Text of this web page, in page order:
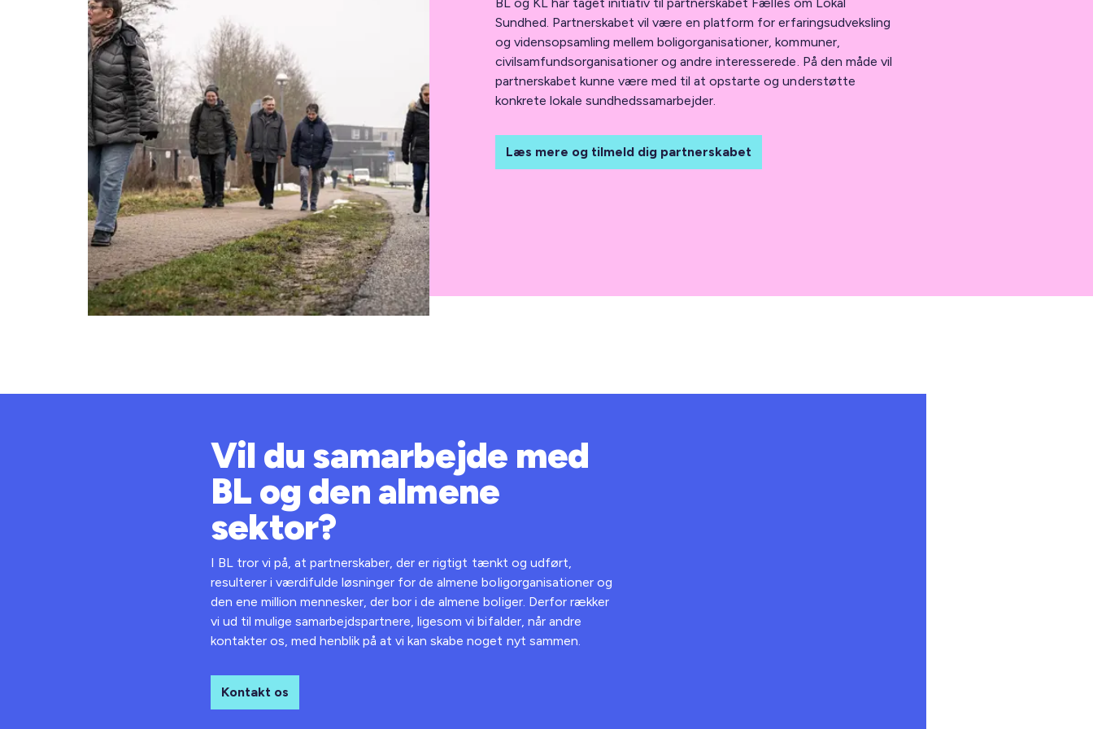
Sundhed. Partnerskabet vil være en platform for erfaringsudveksling
og vidensopsamling mellem boligorganisationer, kommuner,
civilsamfundsorganisationer og andre interesserede. På den måde vil
partnerskabet kunne være med til at opstarte og understøtte
konkrete lokale sundhedssamarbejder.
Læs mere og tilmeld dig partnerskabet
Vil du samarbejde med
BL og den almene
sektor?
I BL tror vi på, at partnerskaber, der er rigtigt tænkt og udført,
resulterer i værdifulde løsninger for de almene boligorganisationer og
den ene million mennesker, der bor i de almene boliger. Derfor rækker
vi ud til mulige samarbejdspartnere, ligesom vi bifalder, når andre
kontakter os, med henblik på at vi kan skabe noget nyt sammen.
Kontakt os